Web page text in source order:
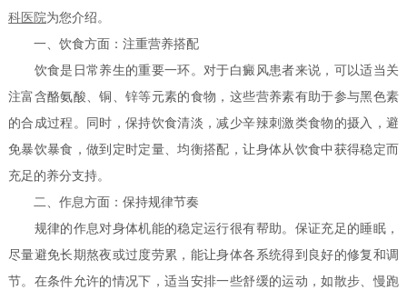
科医院为您介绍。
一、饮食方面：注重营养搭配
饮食是日常养生的重要一环。对于白癜风患者来说，可以适当关
注富含酪氨酸、铜、锌等元素的食物，这些营养素有助于参与黑色素
的合成过程。同时，保持饮食清淡，减少辛辣刺激类食物的摄入，避
免暴饮暴食，做到定时定量、均衡搭配，让身体从饮食中获得稳定而
充足的养分支持。
二、作息方面：保持规律节奏
规律的作息对身体机能的稳定运行很有帮助。保证充足的睡眠，
尽量避免长期熬夜或过度劳累，能让身体各系统得到良好的修复和调
节。在条件允许的情况下，适当安排一些舒缓的运动，如散步、慢跑